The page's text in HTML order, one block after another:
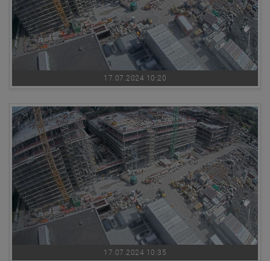
17.07.2024 10:20
17.07.2024 10:35